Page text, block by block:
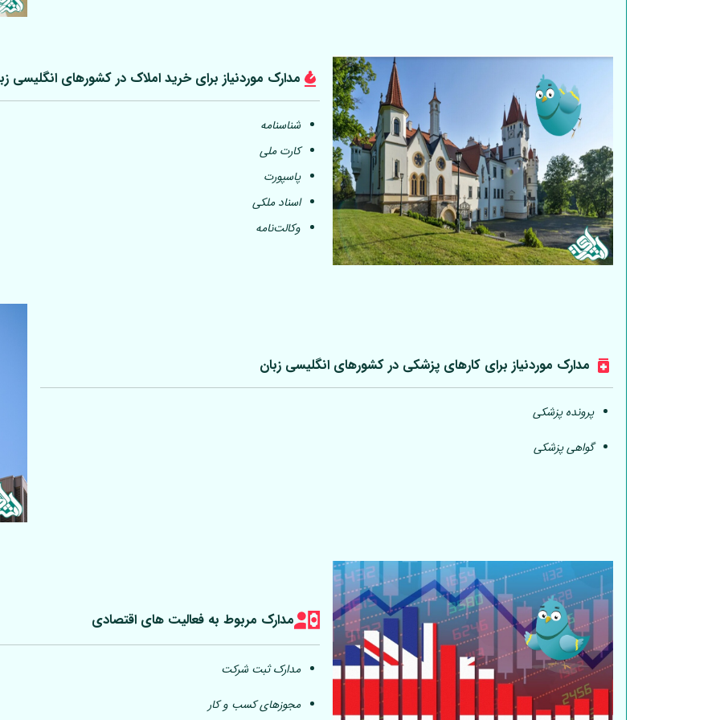
مدارک موردنیاز برای خرید املاک در کشورهای انگلیسی
شناسنامه
کارت ملی
پاسپورت
اسناد ملکی
وکالت‌نامه
مدارک موردنیاز برای کارهای پزشکی در کشورهای انگلیسی زبان
پرونده پزشکی
گواهی پزشکی
مدارک مربوط به فعالیت های اقتصادی
مدارک ثبت شرکت
مجوزهای کسب و کار